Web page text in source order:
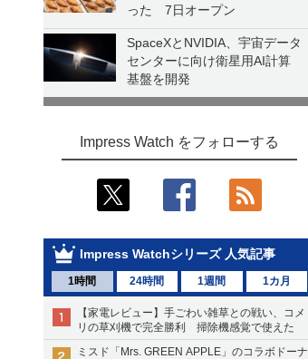
った 7日オープン
SpaceXとNVIDIA、宇宙データ
センターに向け衛星用AI計算
基盤を開発
Impress Watch をフォローする
Impress Watchシリーズ 人気記事
1時間 24時間 1週間 1カ月
【家電レビュー】手ごわい雑草との戦い、コメ
リの草刈機で完全勝利 掃除機感覚で使えた
ミスド「Mrs. GREEN APPLE」のコラボドーナ